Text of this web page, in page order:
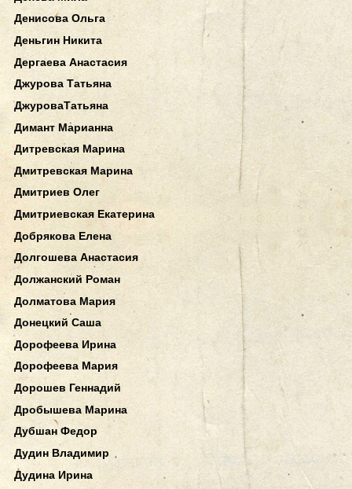
Денисова Ольга
Деньгин Никита
Дергаева Анастасия
Джурова Татьяна
ДжуроваТатьяна
Димант Марианна
Дитревская Марина
Дмитревская Марина
Дмитриев Олег
Дмитриевская Екатерина
Добрякова Елена
Долгошева Анастасия
Должанский Роман
Долматова Мария
Донецкий Саша
Дорофеева Ирина
Дорофеева Мария
Дорошев Геннадий
Дробышева Марина
Дубшан Федор
Дудин Владимир
Дудина Ирина